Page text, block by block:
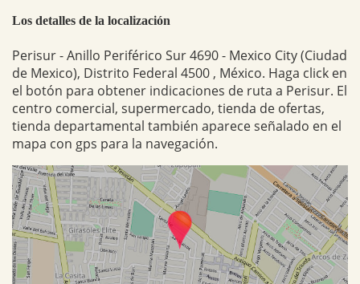
Los detalles de la localización
Perisur - Anillo Periférico Sur 4690 - Mexico City (Ciudad
de Mexico), Distrito Federal 4500 , México. Haga click en
el botón para obtener indicaciones de ruta a Perisur. El
centro comercial, supermercado, tienda de ofertas,
tienda departamental también aparece señalado en el
mapa con gps para la navegación.